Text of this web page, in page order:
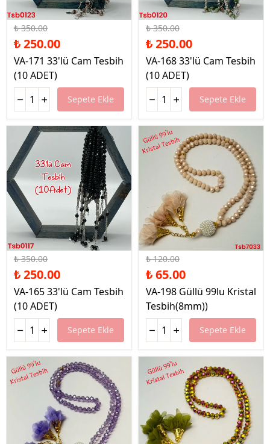
%29 İndirim
₺ 350.00
₺ 250.00
VA-171 33'lü Cam Tesbih
(10 ADET)
Sepete Ekle
%29 İndirim
₺ 350.00
₺ 250.00
VA-168 33'lü Cam Tesbih
(10 ADET)
Sepete Ekle
%29 İndirim
₺ 350.00
₺ 250.00
VA-165 33'lü Cam Tesbih
(10 ADET)
Sepete Ekle
%46 İndirim
₺ 120.00
₺ 65.00
VA-198 Güllü 99lu Kristal
Tesbih(8mm))
Sepete Ekle